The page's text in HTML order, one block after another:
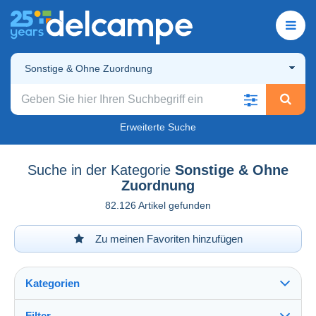
Sonstige & Ohne Zuordnung
Erweiterte Suche
Suche in der Kategorie Sonstige & Ohne
Zuordnung
82.126 Artikel gefunden
Zu meinen Favoriten hinzufügen
Kategorien